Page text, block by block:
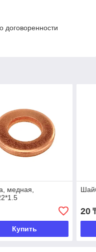
договоренности
медная,
Купить
20